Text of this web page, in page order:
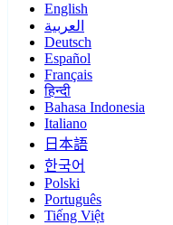
English
العربية
Deutsch
Español
Français
हिन्दी
Bahasa Indonesia
Italiano
日本語
한국어
Polski
Português
Tiếng Việt